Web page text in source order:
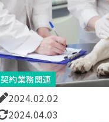
契約業務関連
2024.02.02
2024.04.03